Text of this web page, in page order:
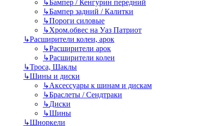
↳Бампер / Кенгурин передний
↳Бампер задний / Калитки
↳Пороги силовые
↳Хром.обвес на Уаз Патриот
↳Расширители колеи, арок
↳Расширители арок
↳Расширители колеи
↳Троса, Шаклы
↳Шины и диски
↳Аксессуары к шинам и дискам
↳Браслеты / Сендтраки
↳Диски
↳Шины
↳Шноркели